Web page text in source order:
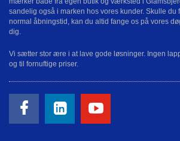
sandelig også i marken hos vores kunder. Skulle du
normal åbningstid, kan du altid fange os på vores
dig.
Vi sætter stor ære i at lave gode løsninger. Ingen
og til fornuftige priser.